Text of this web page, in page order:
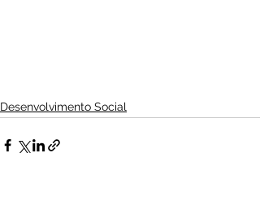
Desenvolvimento Social